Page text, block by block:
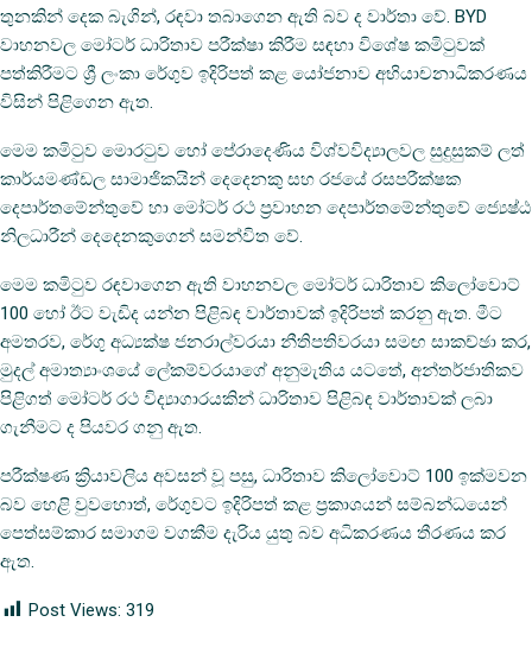
තුනකින් දෙක බැගින්, රඳවා තබාගෙන ඇති බව ද වාර්තා වේ. BYD
වාහනවල මෝටර් ධාරිතාව පරීක්ෂා කිරීම සඳහා විශේෂ කමිටුවක්
පත්කිරීමට ශ්‍රී ලංකා රේගුව ඉදිරිපත් කළ යෝජනාව අභියාචනාධිකරණය
විසින් පිළිගෙන ඇත.
මෙම කමිටුව මොරටුව හෝ පේරාදෙණිය විශ්වවිද්‍යාලවල සුදුසුකම් ලත්
කාර්යමණ්ඩල සාමාජිකයින් දෙදෙනකු සහ රජයේ රසපරීක්ෂක
දෙපාර්තමේන්තුවේ හා මෝටර් රථ ප්‍රවාහන දෙපාර්තමේන්තුවේ ජ්‍යෙෂ්ඨ
නිලධාරීන් දෙදෙනකුගෙන් සමන්විත වේ.
මෙම කමිටුව රඳවාගෙන ඇති වාහනවල මෝටර් ධාරිතාව කිලෝවොට්
100 හෝ ඊට වැඩිද යන්න පිළිබඳ වාර්තාවක් ඉදිරිපත් කරනු ඇත. මීට
අමතරව, රේගු අධ්‍යක්ෂ ජනරාල්වරයා නීතිපතිවරයා සමඟ සාකච්ඡා කර,
මුදල් අමාත්‍යාංශයේ ලේකම්වරයාගේ අනුමැතිය යටතේ, අන්තර්ජාතිකව
පිළිගත් මෝටර් රථ විද්‍යාගාරයකින් ධාරිතාව පිළිබඳ වාර්තාවක් ලබා
ගැනීමට ද පියවර ගනු ඇත.
පරීක්ෂණ ක්‍රියාවලිය අවසන් වූ පසු, ධාරිතාව කිලෝවොට් 100 ඉක්මවන
බව හෙළි වුවහොත්, රේගුවට ඉදිරිපත් කළ ප්‍රකාශයන් සම්බන්ධයෙන්
පෙත්සම්කාර සමාගම වගකීම දැරිය යුතු බව අධිකරණය තීරණය කර
ඇත.
Post Views: 319